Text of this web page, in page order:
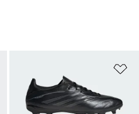
Ajouter à la Liste de produits